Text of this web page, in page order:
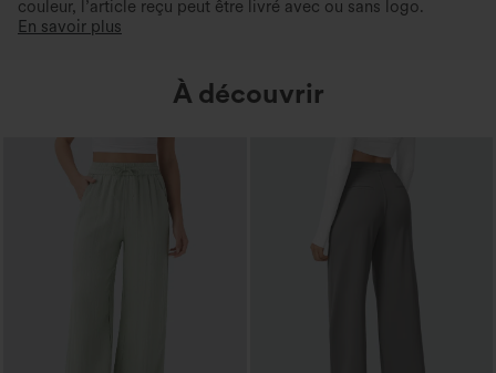
couleur, l’article reçu peut être livré avec ou sans logo.
En savoir plus
À découvrir